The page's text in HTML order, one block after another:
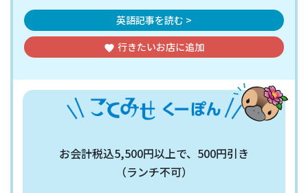
英語記事を読む >
favorite 行きたいお店に追加
お会計税込5,500円以上で、500円引き
（ランチ不可）